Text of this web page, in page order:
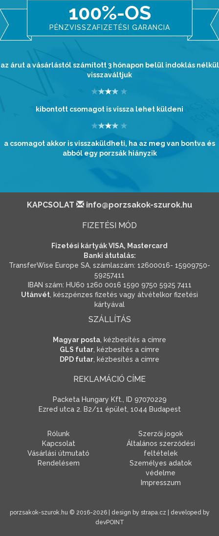
100%-OS
PÉNZVISSZAFIZETÉSI GARANCIA
az árut a vásárlástól számított 3 hónapon belül indoklás nélkül
visszaváltjuk
kibontott csomagot is vissza lehet küldeni
a csomagot akkor is visszaküldheti, ha az meg van bontva és
abból egy porzsák hiányzik
KAPCSOLAT info@porzsakok-szurok.hu
FIZETÉSI MÓD
Fizetési kártyák VISA, Mastercard
Banki átutalás:
TransferWise Europe SA, számlaszám: 12600016- 15909750-
59257411
IBAN szám: HU60 1260 0016 1590 9750 5925 7411
Utánvét , készpénzes fizetés vagy átvételkor fizetési
kártyával
SZÁLLÍTÁS
Magyar posta , kézbesítés a címre
GLS futar , kézbesítés a címre
DPD futar , kézbesítés a címre
REKLAMÁCIÓ CÍME
Packeta Hungary Kft., ID 97070229
Ezred utca 2. B2/11 épület, 1044 Budapest
Rólunk
Kapcsolat
Vásárlási útmutató
Rendelésem
Szerzői jogok
Általános szerződési
feltételek
Személyes adatok
védelme
Impresszum
porzsakok-szurok.hu © 2016-2026 | design by strapa.cz | developed by
devPOINT